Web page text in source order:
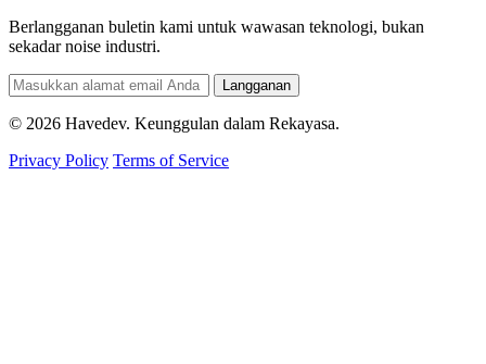
Berlangganan buletin kami untuk wawasan teknologi, bukan
sekadar noise industri.
Langganan
© 2026 Havedev. Keunggulan dalam Rekayasa.
Privacy Policy Terms of Service